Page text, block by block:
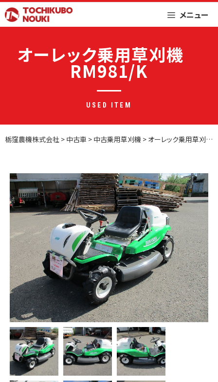
Skip
to
メニュー
オーレック乗用草刈機
RM981/K
USED ITEM
栃窪農機株式会社 > 中古車 > 中古乗用草刈機 > オーレック乗用草刈機 RM981/K